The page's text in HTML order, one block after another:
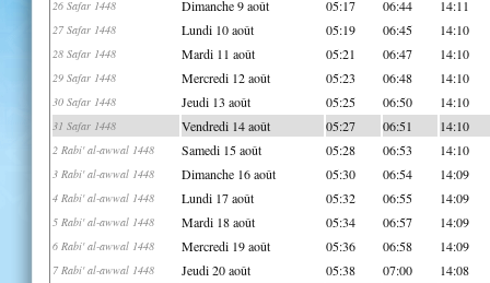
26 Safar 1448 Dimanche 9 août 05:17 06:44 14:11
27 Safar 1448 Lundi 10 août 05:19 06:45 14:10
28 Safar 1448 Mardi 11 août 05:21 06:47 14:10
29 Safar 1448 Mercredi 12 août 05:23 06:48 14:10
30 Safar 1448 Jeudi 13 août 05:25 06:50 14:10
31 Safar 1448 Vendredi 14 août 05:27 06:51 14:10
2 Rabi' al-awwal 1448 Samedi 15 août 05:28 06:53 14:10
3 Rabi' al-awwal 1448 Dimanche 16 août 05:30 06:54 14:09
4 Rabi' al-awwal 1448 Lundi 17 août 05:32 06:55 14:09
5 Rabi' al-awwal 1448 Mardi 18 août 05:34 06:57 14:09
6 Rabi' al-awwal 1448 Mercredi 19 août 05:36 06:58 14:09
7 Rabi' al-awwal 1448 Jeudi 20 août 05:38 07:00 14:08